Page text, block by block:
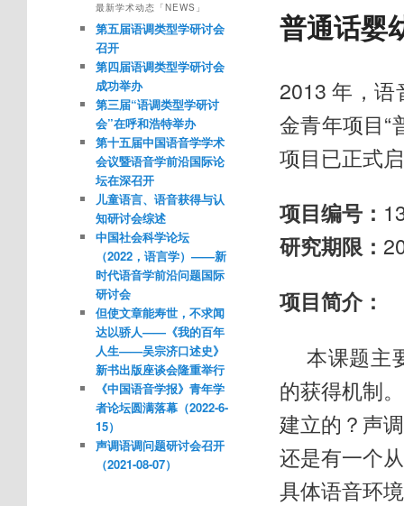
普通话婴
2013 年，
金青年项目“
项目已正式
项目编号：
研究期限：
项目简介：
本课题主
的获得机制
建立的？声
还是有一个
具体语音环
最新学术动态「NEWS」
第五届语调类型学研讨会
召开
第四届语调类型学研讨会
成功举办
第三届“语调类型学研讨
会”在呼和浩特举办
第十五届中国语音学学术
会议暨语音学前沿国际论
坛在深召开
儿童语言、语音获得与认
知研讨会综述
中国社会科学论坛
（2022，语言学）——新
时代语音学前沿问题国际
研讨会
但使文章能寿世，不求闻
达以骄人——《我的百年
人生——吴宗济口述史》
新书出版座谈会隆重举行
《中国语音学报》青年学
者论坛圆满落幕（2022-6-
15）
声调语调问题研讨会召开
（2021-08-07）